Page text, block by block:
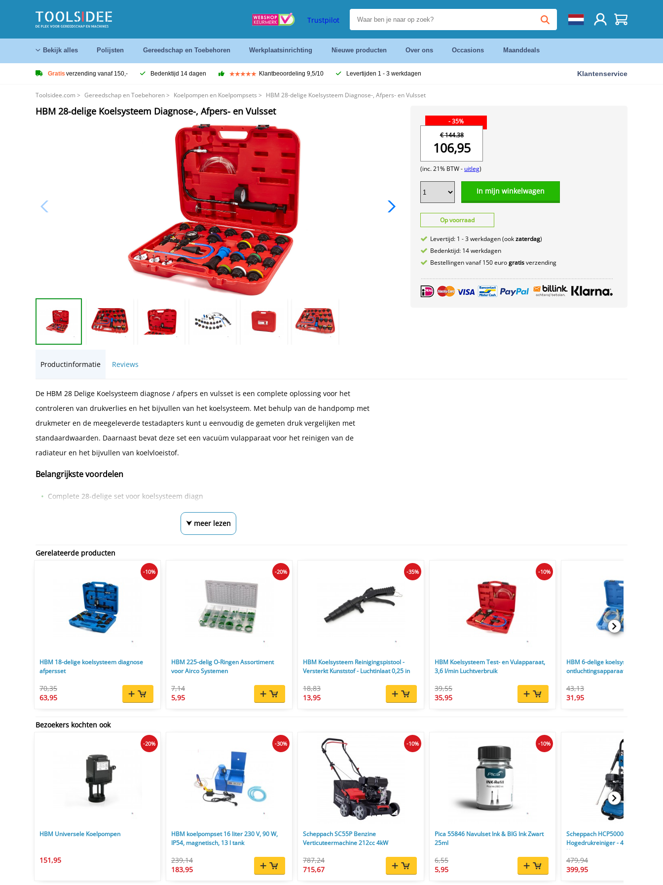
Trustpilot
Bekijk alles Polijsten Gereedschap en Toebehoren Werkplaatsinrichting Nieuwe producten Over ons Occasions Maanddeals
Gratis verzending vanaf 150,- Bedenktijd 14 dagen Klantbeoordeling 9,5/10 Levertijden 1 - 3 werkdagen Klantenservice
Toolsidee.com > Gereedschap en Toebehoren> Koelpompen en Koelpompsets > HBM 28-delige Koelsysteem Diagnose-, Afpers- en Vulsset
HBM 28-delige Koelsysteem Diagnose-, Afpers- en Vulsset
- 35%
€ 144.38
106,95
(inc. 21% BTW - uitleg)
In mijn winkelwagen
Op voorraad
Levertijd: 1 - 3 werkdagen (ookzaterdag)
Bedenktijd: 14 werkdagen
Bestellingen vanaf 150 eurogratisverzending
Productinformatie Reviews
De HBM 28 Delige Koelsysteem diagnose / afpers en vulsset is een complete oplossing voor het
controleren van drukverlies en het bijvullen van het koelsysteem. Met behulp van de handpomp met
drukmeter en de meegeleverde testadapters kunt u eenvoudig de gemeten druk vergelijken met
standaardwaarden. Daarnaast bevat deze set een vacuüm vulapparaat voor het reinigen van de
radiateur en het bijvullen van koelvloeistof.
Belangrijkste voordelen
Complete 28-delige set voor koelsysteem diagn
⮟ meer lezen
Gerelateerde producten
HBM 18-delige koelsysteem diagnose
afpersset
70,35
63,95
-10%
HBM 225-delig O-Ringen Assortiment
voor Airco Systemen
7,14
5,95
-20%
HBM Koelsysteem Reinigingspistool -
Versterkt Kunststof - Luchtinlaat 0,25 in
18,83
13,95
-35%
HBM Koelsysteem Test- en Vulapparaat,
3,6 l/min Luchtverbruik
39,55
35,95
-10%
HBM 6-delige koelsysteem vul- en
ontluchtingsapparaat
43,13
31,95
Bezoekers kochten ook
HBM Universele Koelpompen
151,95
-20%
HBM koelpompset 16 liter 230 V, 90 W,
IP54, magnetisch, 13 l tank
239,14
183,95
-30%
Scheppach SC55P Benzine
Verticuteermachine 212cc 4kW
787,24
715,67
-10%
Pica 55846 Navulset Ink & BIG Ink Zwart
25ml
6,55
5,95
-10%
Scheppach HCP5000 Benzine
Hogedrukreiniger - 4300W - 241
l/u
479,94
399,95